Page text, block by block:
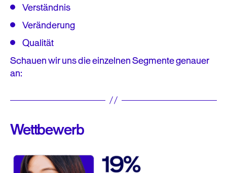
Verständnis
Veränderung
Qualität
Schauen wir uns die einzelnen Segmente genauer
an:
Wettbewerb